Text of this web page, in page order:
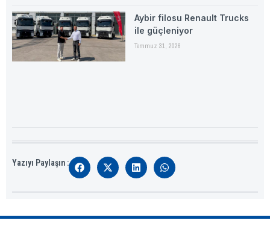
Aybir filosu Renault Trucks
ile güçleniyor
Temmuz 31, 2026
Yazıyı Paylaşın :